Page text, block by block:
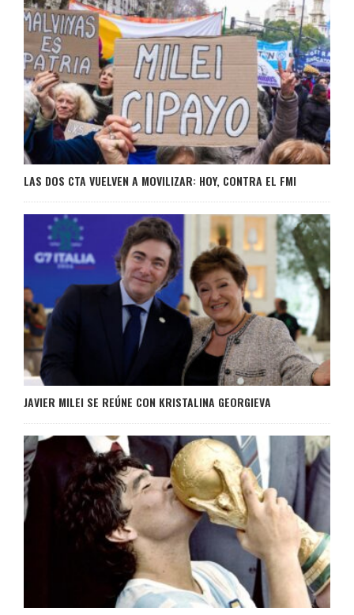
LAS DOS CTA VUELVEN A MOVILIZAR: HOY, CONTRA EL FMI
JAVIER MILEI SE REÚNE CON KRISTALINA GEORGIEVA